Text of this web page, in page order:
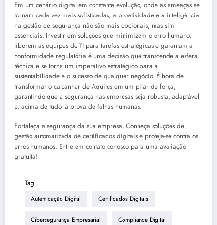
Em um cenário digital em constante evolução, onde as ameaças se
tornam cada vez mais sofisticadas, a proatividade e a inteligência
na gestão de segurança não são mais opcionais, mas sim
essenciais. Investir em soluções que minimizem o erro humano,
liberem as equipes de TI para tarefas estratégicas e garantam a
conformidade regulatória é uma decisão que transcende a esfera
técnica e se torna um imperativo estratégico para a
sustentabilidade e o sucesso de qualquer negócio. É hora de
transformar o calcanhar de Aquiles em um pilar de força,
garantindo que a segurança nas empresas seja robusta, adaptável
e, acima de tudo, à prova de falhas humanas.
Fortaleça a segurança da sua empresa. Conheça soluções de
gestão automatizada de certificados digitais e proteja-se contra os
erros humanos. Entre em contato conosco para uma avaliação
gratuita!
Tag
Autenticação Digital Certificados Digitais
Cibersegurança Empresarial Compliance Digital